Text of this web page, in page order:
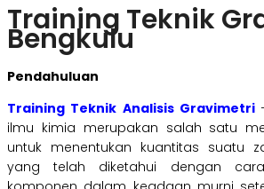
Training Teknik
Bengkulu
Pendahuluan
Training Teknik Analisis Gravimetri
ilmu kimia merupakan salah satu
untuk menentukan kuantitas suatu
yang telah diketahui dengan